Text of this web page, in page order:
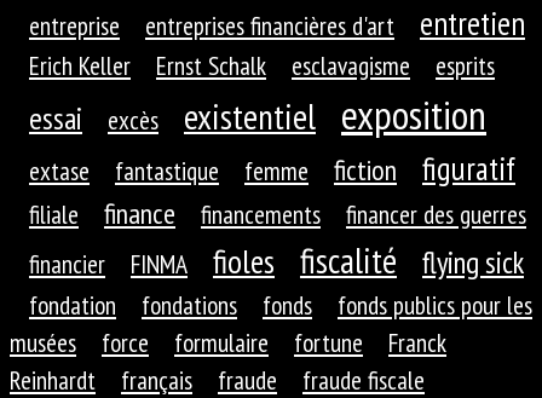
entreprise
entreprises financières d'art entretien
Erich Keller Ernst Schalk esclavagisme esprits
essai excès existentiel exposition
extase fantastique femme fiction figuratif
filiale finance financements
financer des guerres
financier
FINMA fioles fiscalité flying sick
fondation fondations fonds
fonds publics pour les
musées
force formulaire fortune
Franck
Reinhardt
français fraude fraude fiscale